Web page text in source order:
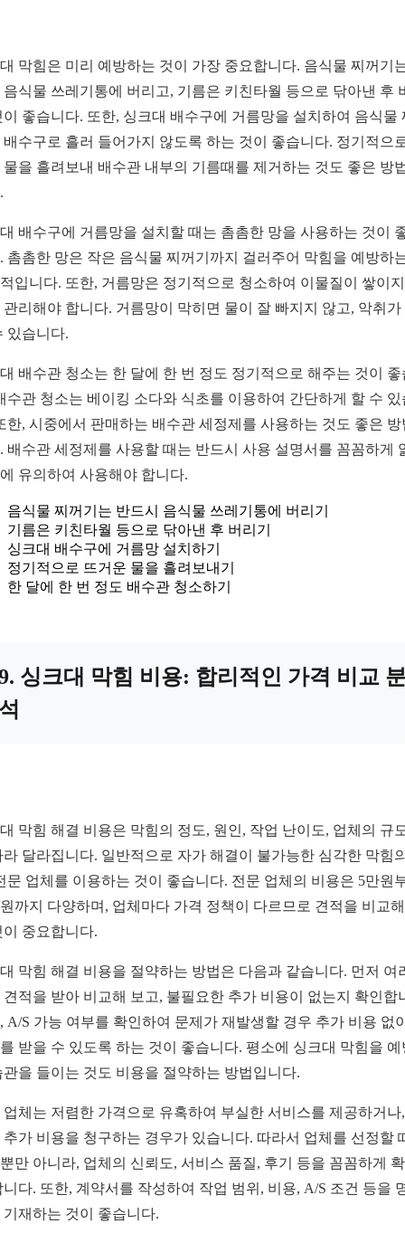
막힘은 미리 예방하는 것이 가장 중요합니다. 음식물 찌꺼기
음식물 쓰레기통에 버리고, 기름은 키친타월 등으로 닦아낸 후
이 좋습니다. 또한, 싱크대 배수구에 거름망을 설치하여 음식물
배수구로 흘러 들어가지 않도록 하는 것이 좋습니다. 정기적으
물을 흘려보내 배수관 내부의 기름때를 제거하는 것도 좋은 방
배수구에 거름망을 설치할 때는 촘촘한 망을 사용하는 것이
촘촘한 망은 작은 음식물 찌꺼기까지 걸러주어 막힘을 예방하
입니다. 또한, 거름망은 정기적으로 청소하여 이물질이 쌓이
관리해야 합니다. 거름망이 막히면 물이 잘 빠지지 않고, 악취가
있습니다.
배수관 청소는 한 달에 한 번 정도 정기적으로 해주는 것이 좋
수관 청소는 베이킹 소다와 식초를 이용하여 간단하게 할 수 있
한, 시중에서 판매하는 배수관 세정제를 사용하는 것도 좋은 방
배수관 세정제를 사용할 때는 반드시 사용 설명서를 꼼꼼하게
유의하여 사용해야 합니다.
음식물 찌꺼기는 반드시 음식물 쓰레기통에 버리기
기름은 키친타월 등으로 닦아낸 후 버리기
싱크대 배수구에 거름망 설치하기
정기적으로 뜨거운 물을 흘려보내기
한 달에 한 번 정도 배수관 청소하기
싱크대 막힘 비용: 합리적인 가격 비교
막힘 해결 비용은 막힘의 정도, 원인, 작업 난이도, 업체의 규
라 달라집니다. 일반적으로 자가 해결이 불가능한 심각한 막힘
문 업체를 이용하는 것이 좋습니다. 전문 업체의 비용은 5만원
까지 다양하며, 업체마다 가격 정책이 다르므로 견적을 비교
이 중요합니다.
막힘 해결 비용을 절약하는 방법은 다음과 같습니다. 먼저 여
견적을 받아 비교해 보고, 불필요한 추가 비용이 없는지 확인합
A/S 가능 여부를 확인하여 문제가 재발생할 경우 추가 비용 없
받을 수 있도록 하는 것이 좋습니다. 평소에 싱크대 막힘을 예
관을 들이는 것도 비용을 절약하는 방법입니다.
업체는 저렴한 가격으로 유혹하여 부실한 서비스를 제공하거나
추가 비용을 청구하는 경우가 있습니다. 따라서 업체를 선정할
만 아니라, 업체의 신뢰도, 서비스 품질, 후기 등을 꼼꼼하게
니다. 또한, 계약서를 작성하여 작업 범위, 비용, A/S 조건 등을
기재하는 것이 좋습니다.